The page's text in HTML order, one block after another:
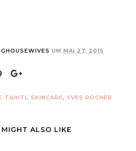
UM MAI 27, 2015
TAHITI, SKINCARE, YVES ROCHER
ALSO LIKE